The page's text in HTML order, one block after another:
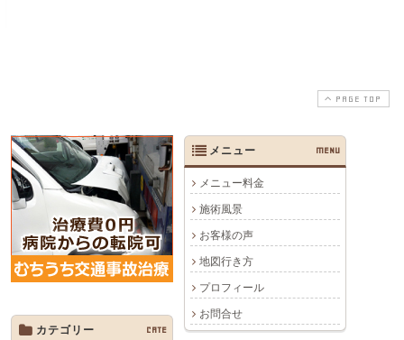
PAGE TOP
メニュー MENU
メニュー料金
施術風景
お客様の声
地図行き方
プロフィール
お問合せ
カテゴリー
CATE